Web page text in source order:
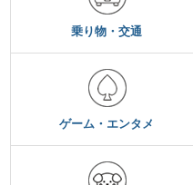
乗り物・交通
ゲーム・エンタメ